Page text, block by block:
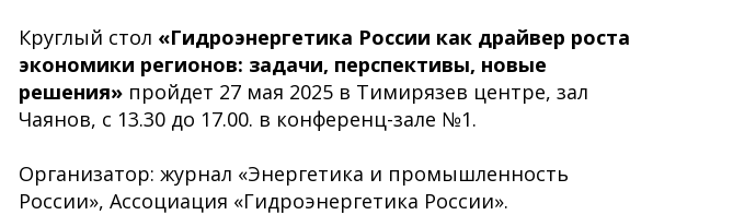
Круглый стол «Гидроэнергетика России как драйвер роста
экономики регионов: задачи, перспективы, новые
решения» пройдет 27 мая 2025 в Тимирязев центре, зал
Чаянов, с 13.30 до 17.00. в конференц-зале №1.
Организатор: журнал «Энергетика и промышленность
России», Ассоциация «Гидроэнергетика России».